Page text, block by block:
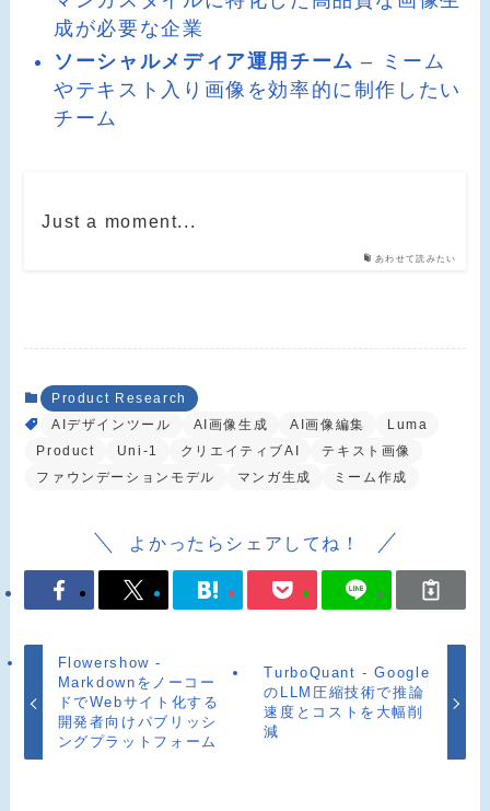
成が必要な企業
ソーシャルメディア運用チーム – ミーム
やテキスト入り画像を効率的に制作したい
チーム
あわせて読みたい
Just a moment...
Product Research
AIデザインツール
AI画像生成 AI画像編集
Luma
Product
Uni-1 クリエイティブAI
テキスト画像
ファウンデーションモデル
マンガ生成 ミーム作成
よかったらシェアしてね！
Flowershow -
Markdownをノーコー
ドでWebサイト化する
開発者向けパブリッシ
ングプラットフォーム
TurboQuant - Google
のLLM圧縮技術で推論
速度とコストを大幅削
減